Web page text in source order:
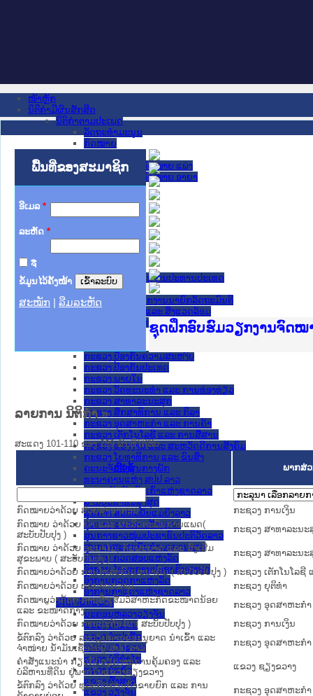
ໜ້າຫຼັກ
ນິຕິກໍາມີຜົນສັກສິດ
ນິຕິກໍາຕາມປະເພດ
ລັດຖະທໍາມະນູນ
ກົດໝາຍ
ປະມວນກົດໝາຍ ແພ່ງ
ປະມວນກົດໝາຍ ອາຍາ
ມະຕິຕົກລົງ
ຄໍາແນະນໍາ
ຫ້ອງວ່າການສໍານັກງານປະທານປະເທດ
ສະພາແຫ່ງຊາດ
ຫ້ອງວ່າການສຳນັກງານນາຍົກລັດຖະມົນຕີ
ກະຊວງ ກະສິກຳ ແລະ ສິ່ງແວດລ້ອມ
ກະຊວງ ການຕ່າງປະເທດ
ກະຊວງ ປ້ອງກັນຄວາມສະຫງົບ
ກະຊວງ ປ້ອງກັນປະເທດ
ກະຊວງ ພາຍໃນ
ກະຊວງ ວັດທະນະທຳ ແລະ ການທ່ອງທ່ຽວ
ກະຊວງ ສາທາລະນະສຸກ
ກະຊວງ ສຶກສາທິການ ແລະ ກິລາ
ກະຊວງ ອຸດສາຫະກຳ ແລະ ການຄ້າ
ກະຊວງ ເຕັກໂນໂລຊີ ແລະ ການສື່ສານ
ກະຊວງ ແຮງງານ ແລະ ສະຫວັດດີການສັງຄົມ
ກະຊວງ ໂຍທາທິການ ແລະ ຂົນສົ່ງ
ຄະນະຈັດຕັ້ງສູນກາງພັກ
ທະນາຄານແຫ່ງ ສປປ ລາວ
ສະຫະພັນນັກຮົບເກົ່າແຫ່ງຊາດລາວ
ສານປະຊາຊົນສູງສຸດ
ສູນກາງ ສະຫະພັນແມ່ຍິງລາວ
ສູນກາງ ແນວລາວສ້າງຊາດ
ສູນກາງຊາວໜຸ່ມປະຊາຊົນປະຕິວັດລາວ
ສູນກາງສະຫະພັນກຳມະບານລາວ
ອົງການ ກວດສອບແຫ່ງລັດ
ອົງການ ໄອຍະການປະຊາຊົນສູງສຸດ
ອົງການກວດກາແຫ່ງລັດ
ອົງການກາແດງແຫ່ງຊາດລາວ
ນິຕິກໍາຂັ້ນແຂວງ
ນະ​ຄອນ​ຫລວງວຽງຈັນ
ແຂວງ ຄໍາມ່ວນ
ແຂວງ ຈໍາປາສັກ
ແຂວງ ຊຽງຂວາງ
ແຂວງ ບໍລິຄໍາໄຊ
ແຂວງ ບໍ່ແກ້ວ
ແຂວງ ຜົ້ງສາລີ
ແຂວງ ວຽງຈັນ
ພື້ນທີ່ຂອງສະມາຊິກ
ອີເມລ *
ລະຫັດ *
ຈື່
ຂໍ້ມູນໄວ້ຄັ້ງໜ້າ
ສະໝັກ ລືມລະຫັດ
Ministry of Justice Lao
ເຜີຍແຜ່ວັບໄຊຈົດໝາຍເຫດ
ກະຊວງຍຸຕິທຳ
ຊຸດຝຶກອົບຮົມວຽກງານຈົດໝ
ກອງປະຊຸມທົບທວນຄືນການ
ຝຶກອົບຮົມ ຜູ່ປະສານງານວຽ
ຝຶກອົບຮົມ ຜູ່ປະສານງານວຽ
ເຜີຍແຜ່ແອັບກົດໝາຍລາວ ແ
ເຜີຍແຜ່ແອັບກົດໝາຍລາວ ແ
ຍົກລະດັບວຽກງານຈົດໝາຍ
ຊຸດຝຶກອົບຮົມວຽກງານຈົດໝ
ລາຍການ ນິຕິກໍາ»
ສະແດງ 101-110 ຂອງ 289 ຜົນທີ່ໄດ້ຮັບ.
ຫົວຂໍ້ ພາກສ່
ກົດໝາຍວ່າດ້ວຍ ສ່ວຍສາອາກອນ
ກະຊວງ ການເງິນ
ກົດໝາຍ ວ່າດ້ວຍ ຢາ ແລະ ຜະລິດຕະພັນການແພດ(
ສະບັບປັບປຸງ )
ກະຊວງ ສາທາລະນະ
ກົດໝາຍ ວ່າດ້ວຍ ອະນາໄມ, ກັນພະຍາດ ແລະ ສົ່ງເສີມ
ສຸຂະພາບ ( ສະບັບປັບປຸງ )
ກະຊວງ ສາທາລະນະ
ກົດໝາຍວ່າດ້ວຍ ການໂທລະຄົມມະນາຄົມ ( ສະບັບປັບປຸງ )
ກະຊວງ ເຕັກໂນໂລຊີ
ກົດໝາຍວ່າດ້ວຍ ທະນາຍຄວາມ
ກະຊວງ ຍຸຕິທໍາ
ກົດໝາຍວ່າດ້ວຍ ການສົ່ງເສີມວິສາຫະກິດຂະໜາດນ້ອຍ
ແລະ ຂະໜາດກາງ
ກະຊວງ ອຸດສາຫະກ
ກົດໝາຍວ່າດ້ວຍ ການປະກັນໄພ ( ສະບັບປັບປຸງ )
ກະຊວງ ການເງິນ
ຂໍ້ຕົກລົງ ວ່າດ້ວຍ ລະບຽບການຂໍອະນຸຍາດ ນຳເຂົ້າ ແລະ
ຈຳໜ່າຍ ນ້ຳມັນເຊື້ອໄຟຢູ່ ສປປ ລາວ
ກະຊວງ ອຸດສາຫະກ
ຄຳສັ່ງແນະນຳ ກ່ຽວກັບວຽກງານການຄຸ້ມຄອງ ແລະ
ບໍລິຫານທີ່ດິນ ຢູ່ພາຍໃນແຂວງຊຽງຂວາງ
ແຂວງ ຊຽງຂວາງ
ຂໍ້ຕົກລົງ ວ່າດ້ວຍ ທຸລະກິດການຄ້າຂາຍຍົກ ແລະ ການ
ກະຊວງ ອຸດສາຫະກ